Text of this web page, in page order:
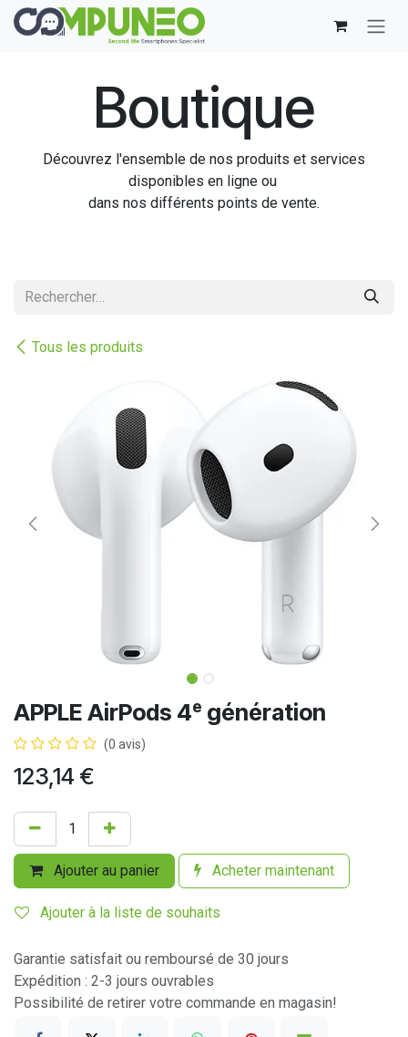
Se rendre au contenu
Boutique
Découvrez l'ensemble de nos produits et services
disponibles en ligne ou
dans nos différents points de vente.
Tous les produits
APPLE AirPods 4ᵉ génération
(0 avis)
123,14 €
Ajouter au panier Acheter maintenant
Ajouter à la liste de souhaits
Garantie satisfait ou remboursé de 30 jours
Expédition : 2-3 jours ouvrables
Possibilité de retirer votre commande en magasin!